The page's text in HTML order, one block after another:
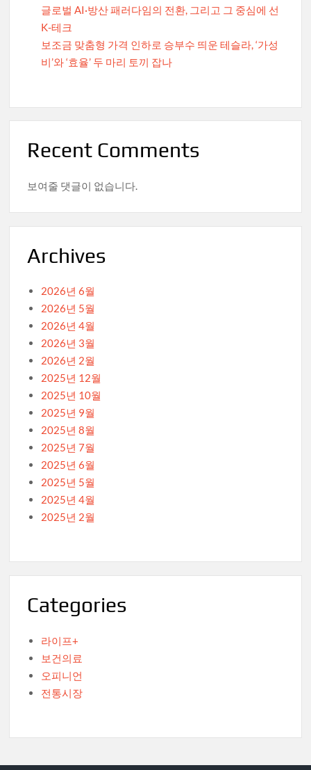
글로벌 AI·방산 패러다임의 전환, 그리고 그 중심에 선
K-테크
보조금 맞춤형 가격 인하로 승부수 띄운 테슬라, ‘가성
비’와 ‘효율’ 두 마리 토끼 잡나
Recent Comments
보여줄 댓글이 없습니다.
Archives
2026년 6월
2026년 5월
2026년 4월
2026년 3월
2026년 2월
2025년 12월
2025년 10월
2025년 9월
2025년 8월
2025년 7월
2025년 6월
2025년 5월
2025년 4월
2025년 2월
Categories
라이프+
보건의료
오피니언
전통시장